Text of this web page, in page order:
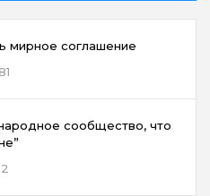
мирное соглашение
сообщество, что